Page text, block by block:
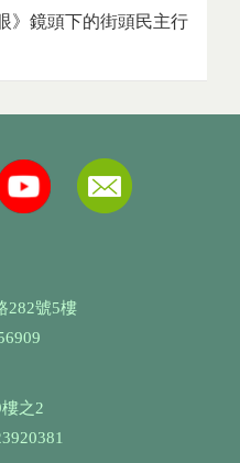
》鏡頭下的街頭民主行
282號5樓
之2